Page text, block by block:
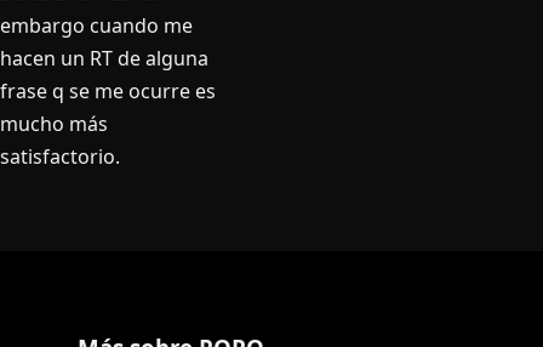
embargo cuando me
hacen un RT de alguna
frase q se me ocurre es
mucho más
satisfactorio.